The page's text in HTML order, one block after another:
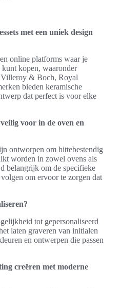
met een uniek design
online platforms waar je
kopen, waaronder
Villeroy & Boch, Royal
bieden keramische
dat perfect is voor elke
voor in de oven en
ontworpen om hittebestendig
worden in zowel ovens als
belangrijk om de specifieke
om ervoor te zorgen dat
tot gepersonaliseerd
laten graveren van initialen
en ontwerpen die passen
creëren met moderne